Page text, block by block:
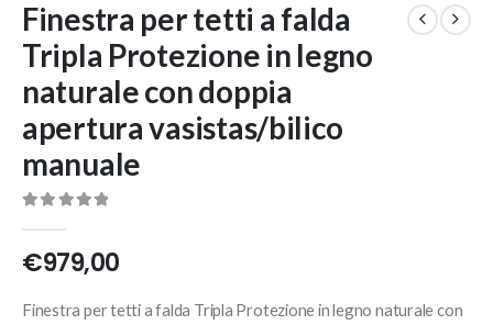
Finestra per tetti a falda
Tripla Protezione in legno
naturale con doppia
apertura vasistas/bilico
manuale
€979,00
Finestra per tetti a falda Tripla Protezione in legno naturale con